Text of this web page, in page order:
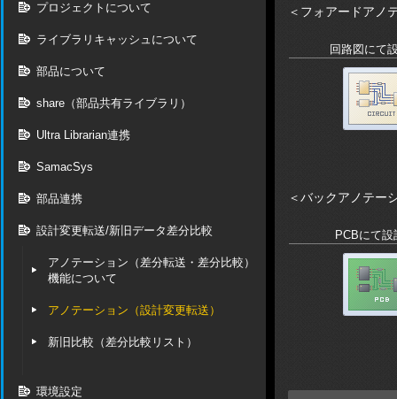
プロジェクトについて
ライブラリキャッシュについて
部品について
share（部品共有ライブラリ）
Ultra Librarian連携
SamacSys
部品連携
設計変更転送/新旧データ差分比較
アノテーション（差分転送・差分比較）
機能について
アノテーション（設計変更転送）
新旧比較（差分比較リスト）
環境設定
＜フォアードアノ
回路図にて
＜バックアノテー
PCBにて設